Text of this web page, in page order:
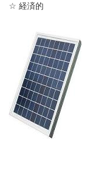
☆ 経済的